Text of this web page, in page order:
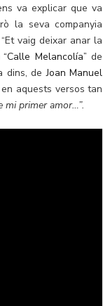
va explicar que va
la seva companyia
vaig deixar anar la
“Calle Melancolía” de
dins, deJoan Manuel
aquests versos tan
mi primer amor…”.